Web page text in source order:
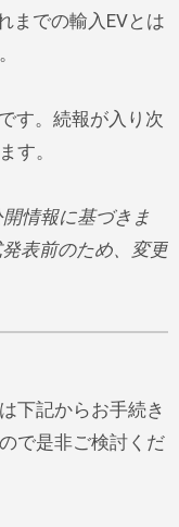
までの輸入EVとは
す。続報が入り次
す。
情報に基づきま
表前のため、変更
下記からお手続き
で是非ご検討くだ